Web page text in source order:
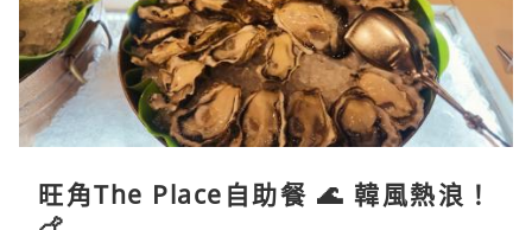
旺角The Place自助餐 🌊 韓風熱浪！